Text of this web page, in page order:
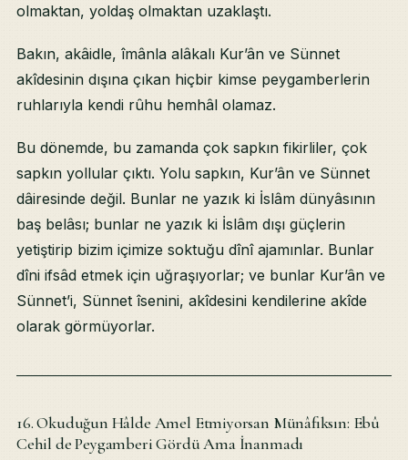
olmaktan, yoldaş olmaktan uzaklaştı.
Bakın, akâidle, îmânla alâkalı Kur’ân ve Sünnet
akîdesinin dışına çıkan hiçbir kimse peygamberlerin
ruhlarıyla kendi rûhu hemhâl olamaz.
Bu dönemde, bu zamanda çok sapkın fikirliler, çok
sapkın yollular çıktı. Yolu sapkın, Kur’ân ve Sünnet
dâiresinde değil. Bunlar ne yazık ki İslâm dünyâsının
baş belâsı; bunlar ne yazık ki İslâm dışı güçlerin
yetiştirip bizim içimize soktuğu dînî ajamınlar. Bunlar
dîni ifsâd etmek için uğraşıyorlar; ve bunlar Kur’ân ve
Sünnet’i, Sünnet îsenini, akîdesini kendilerine akîde
olarak görmüyorlar.
16. Okuduğun Hâlde Amel Etmiyorsan Münâfıksın: Ebû
Cehil de Peygamberi Gördü Ama İnanmadı